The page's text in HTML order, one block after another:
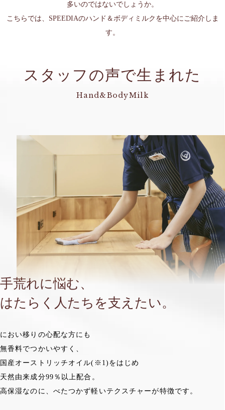
多いのではないでしょうか。
こちらでは、SPEEDIAのハンド＆ボディミルクを中心にご紹介しま
す。
スタッフの声で生まれた
Hand&BodyMilk
手荒れに悩む、
はたらく人たちを支えたい。
におい移りの心配な方にも
無香料でつかいやすく、
国産オーストリッチオイル(※1)をはじめ
天然由来成分99％以上配合。
高保湿なのに、べたつかず軽いテクスチャーが特徴です。